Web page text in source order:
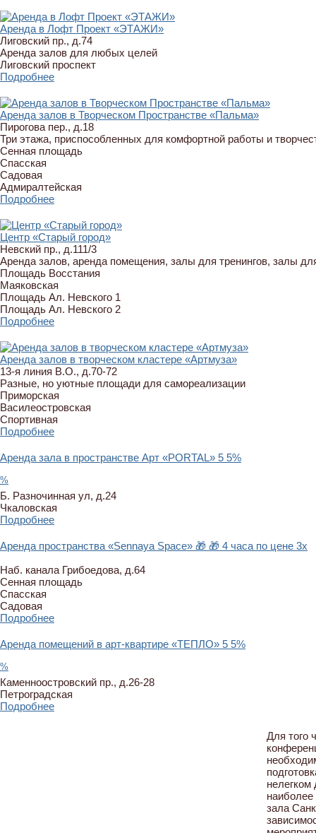
Аренда в Лофт Проект «ЭТАЖИ»
Лиговский пр., д.74
Аренда залов для любых целей
Лиговский проспект
Подробнее
Аренда залов в Творческом Пространстве «Пальма»
Пирогова пер., д.18
Три этажа, приспособленных для комфортной работы и
Сенная площадь
Спасская
Садовая
Адмиралтейская
Подробнее
Центр «Старый город»
Невский пр., д.111/3
Аренда залов, аренда помещения, залы для тренингов, залы
Площадь Восстания
Маяковская
Площадь Ал. Невского 1
Площадь Ал. Невского 2
Подробнее
Аренда залов в творческом кластере «Артмуза»
13-я линия В.О., д.70-72
Разные, но уютные площади для самореализации
Приморская
Василеостровская
Спортивная
Подробнее
Аренда зала в пространстве Арт «PORTAL» 5 5%
%
Б. Разночинная ул, д.24
Чкаловская
Подробнее
Аренда пространства «Sennaya Space» 🎁 🎁 4 часа по цене 3х
Наб. канала Грибоедова, д.64
Сенная площадь
Спасская
Садовая
Подробнее
Аренда помещений в арт-квартире «ТЕПЛО» 5 5%
%
Каменноостровский пр., д.26-28
Петроградская
Подробнее
Для того
зала